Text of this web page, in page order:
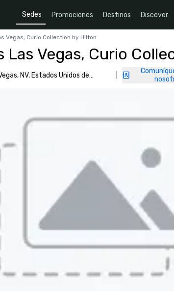
Sedes Promociones Destinos Discover
Vegas, Curio Collection by Hilton
Las Vegas, Curio
NV, Estados Unidos de